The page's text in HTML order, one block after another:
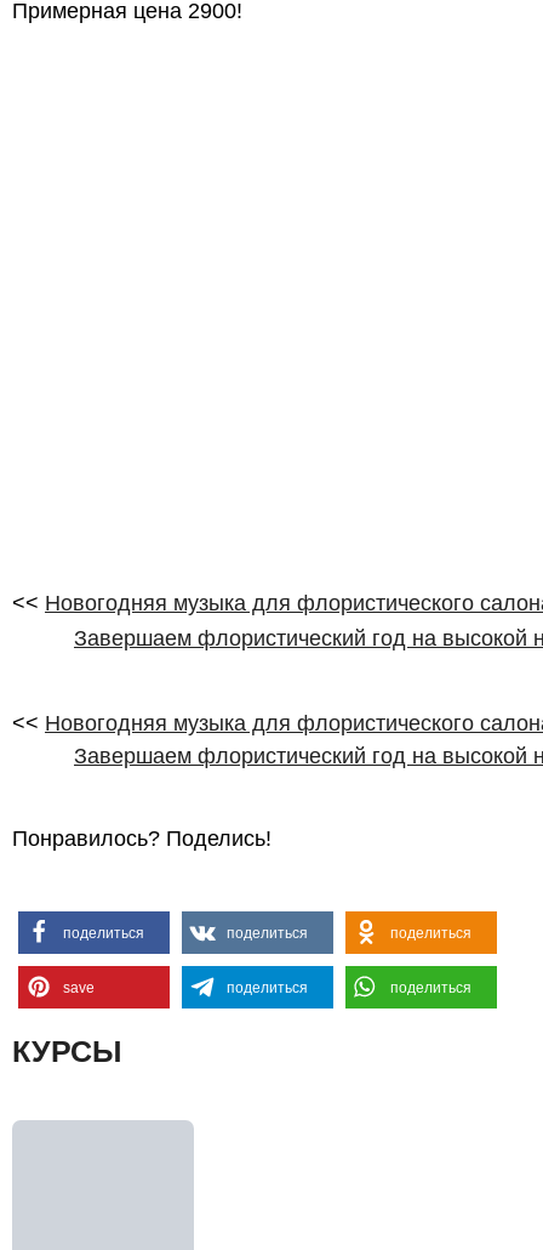
Примерная цена 2900!
<< Новогодняя музыка для флористического
Завершаем флористический год на высокой
<< Новогодняя музыка для флористического
Завершаем флористический год на высокой
Понравилось? Поделись!
поделиться поделиться поделиться
save поделиться поделиться
КУРСЫ